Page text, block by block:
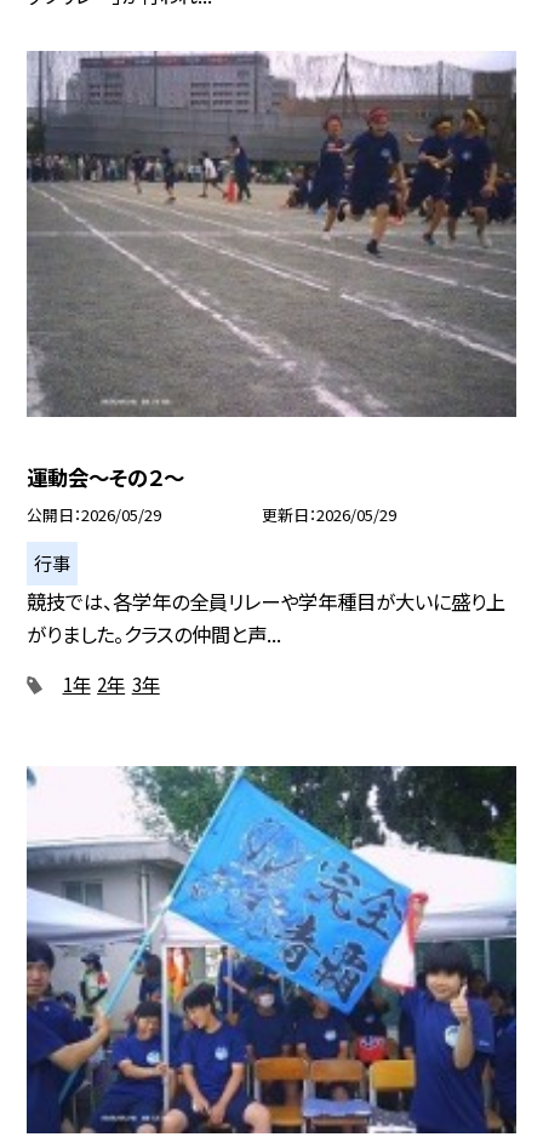
運動会～その２～
公開日 2026/05/29 更新日 2026/05/29
行事
競技では、各学年の全員リレーや学年種目が大いに盛り上
がりました。クラスの仲間と声...
1年 2年 3年